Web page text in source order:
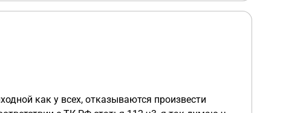
как у всех, отказываются произвести